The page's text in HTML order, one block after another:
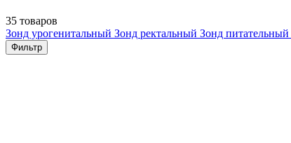
35 товаров
Зонд урогенитальный Зонд ректальный Зонд питательный
Фильтр